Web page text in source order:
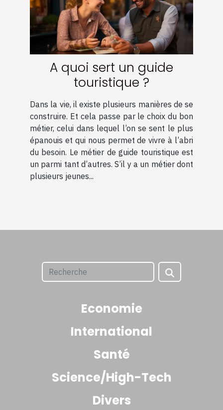
A quoi sert un guide
touristique ?
Dans la vie, il existe plusieurs manières de se
construire. Et cela passe par le choix du bon
métier, celui dans lequel l’on se sent le plus
épanouis et qui nous permet de vivre à l’abri
du besoin. Le métier de guide touristique est
un parmi tant d’autres. S’il y a un métier dont
plusieurs jeunes...
Economie
International
Santé
Science/High-Tech
Divers